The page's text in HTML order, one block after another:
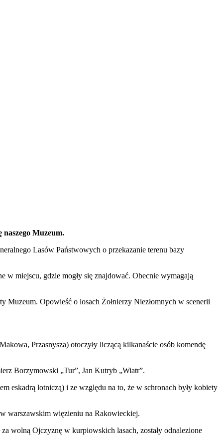
Muzeum.
Lasów Państwowych o przekazanie terenu bazy
miejscu, gdzie mogły się znajdować. Obecnie wymagają
Muzeum. Opowieść o losach Żołnierzy Niezłomnych w scenerii
Przasnysza) otoczyły liczącą kilkanaście osób komendę
Borzymowski „Tur”, Jan Kutryb „Wiatr”.
eskadrą lotniczą) i ze względu na to, że w schronach były kobiety
warszawskim więzieniu na Rakowieckiej.
wolną Ojczyznę w kurpiowskich lasach, zostały odnalezione